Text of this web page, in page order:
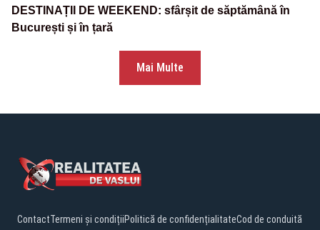
DESTINAȚII DE WEEKEND: sfârșit de săptămână în
București și în țară
Mai Multe
ContactTermeni și condițiiPolitică de confidențialitateCod de conduită